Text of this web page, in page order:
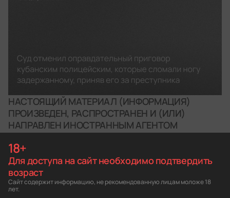
18+
Для доступа на сайт необходимо подтвердить
возраст
Сайт содержит информацию, не рекомендованную лицам моложе 18
лет.
НАСТОЯЩИЙ МАТЕРИАЛ (ИНФОРМАЦИЯ)
ПРОИЗВЕДЕН, РАСПРОСТРАНЕН И (ИЛИ)
НАПРАВЛЕН ИНОСТРАННЫМ АГЕНТОМ
«КОМАНДА ПРОТИВ ПЫТОК» ЛИБО КАСАЕТСЯ
ДЕЯТЕЛЬНОСТИ ИНОСТРАННОГО АГЕНТА
«КОМАНДА ПРОТИВ ПЫТОК»
Четвертый кассационный суд общей юрисдикции в
Краснодаре рассмотрел жалобу потерпевшего и
представление прокурора на оправдательный приговор